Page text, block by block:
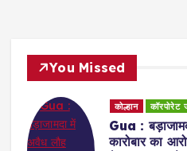
You Missed
कोल्हान राजनीति
Jamshedpur
भविष्य की